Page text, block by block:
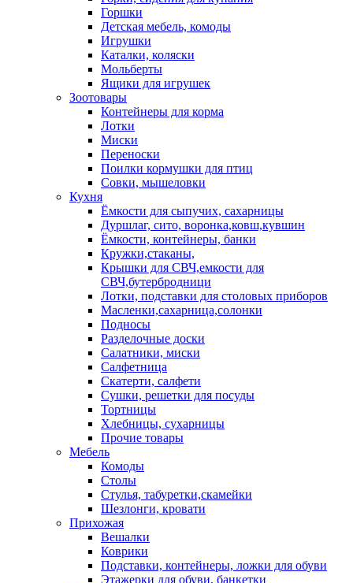
Горшки
Детская мебель, комоды
Игрушки
Каталки, коляски
Мольберты
Ящики для игрушек
Зоотовары
Контейнеры для корма
Лотки
Миски
Переноски
Поилки кормушки для птиц
Совки, мышеловки
Кухня
Ёмкости для сыпучих, сахарницы
Дуршлаг, сито, воронка,ковш,кувшин
Ёмкости, контейнеры, банки
Кружки,стаканы,
Крышки для СВЧ,емкости для
СВЧ,бутербродници
Лотки, подставки для столовых приборов
Масленки,сахарница,солонки
Подносы
Разделочные доски
Салатники, миски
Салфетница
Скатерти, салфети
Сушки, решетки для посуды
Тортницы
Хлебницы, сухарницы
Прочие товары
Мебель
Комоды
Столы
Стулья, табуретки,скамейки
Шезлонги, кровати
Прихожая
Вешалки
Коврики
Подставки, контейнеры, ложки для обуви
Этажерки для обуви, банкетки